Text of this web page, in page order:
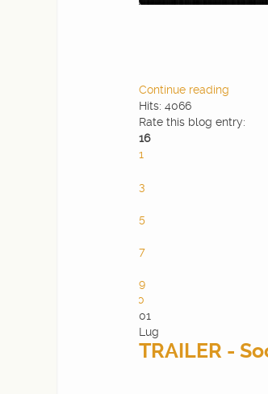
Continue reading
Hits: 4066
Rate this blog entry:
16
1
3
5
7
9
10
01
Lug
TRAILER -